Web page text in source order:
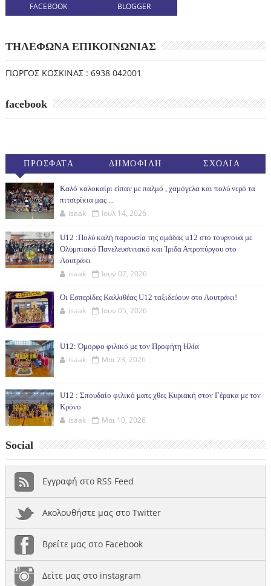
FACEBOOK BLOGGER
ΤΗΛΕΦΩΝΑ ΕΠΙΚΟΙΝΩΝΙΑΣ
ΓΙΩΡΓΟΣ ΚΟΣΚΙΝΑΣ : 6938 042001
facebook
ΠΡΟΣΦΑΤΑ ΔΗΜΟΦΙΛΗ ΣΧΟΛΙΑ
Καλό καλοκαίρι είπαν με παλμό , χαμόγελα και πολύ νερό τα
πιτσιρίκια μας ...
isaak Ιουλ 14, 2026
U12 :Πολύ καλή παρουσία της ομάδας u12 στο τουρνουά με
Ολυμπιακό Πανελευσινιακό και Ίριδα Απροπύργου στο
Λουτράκι
isaak Ιουν 07, 2026
Οι Εσπερίδες Καλλιθέας U12 ταξιδεύουν στο Λουτράκι!
isaak Ιουν 05, 2026
U12: Όμορφο φιλικό με τον Προφήτη Ηλία
isaak Μαι 23, 2026
U12 : Σπουδαίο φιλικό ματς χθες Κυριακή στον Γέρακα με τον
Κρόνο
isaak Μαι 10, 2026
Social
Εγγραφή στο RSS Feed
Ακολουθήστε μας στο Twitter
Βρείτε μας στο Facebook
Δείτε μας στο instagram